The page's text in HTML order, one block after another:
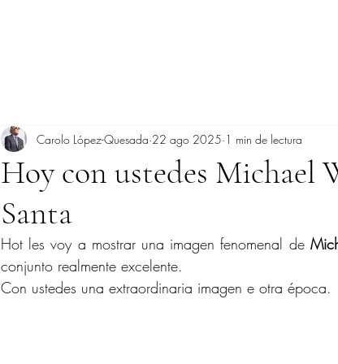
Hoy con ustedes Michael
Santa
Carolo López-Quesada 22 ago 2025 1 min de lectura
Hot les voy a mostrar una imagen fenomenal de
conjunto realmente excelente.
Con ustedes una extraordinaria imagen e otra época.